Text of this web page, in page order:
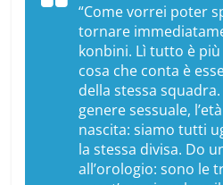
“Come vorrei poter
tornare
konbini. Lì tutto è più
cosa che conta è
della stessa
genere sessuale,
nascita: siamo tutti
la stessa divisa. Do
all’orologio: sono le